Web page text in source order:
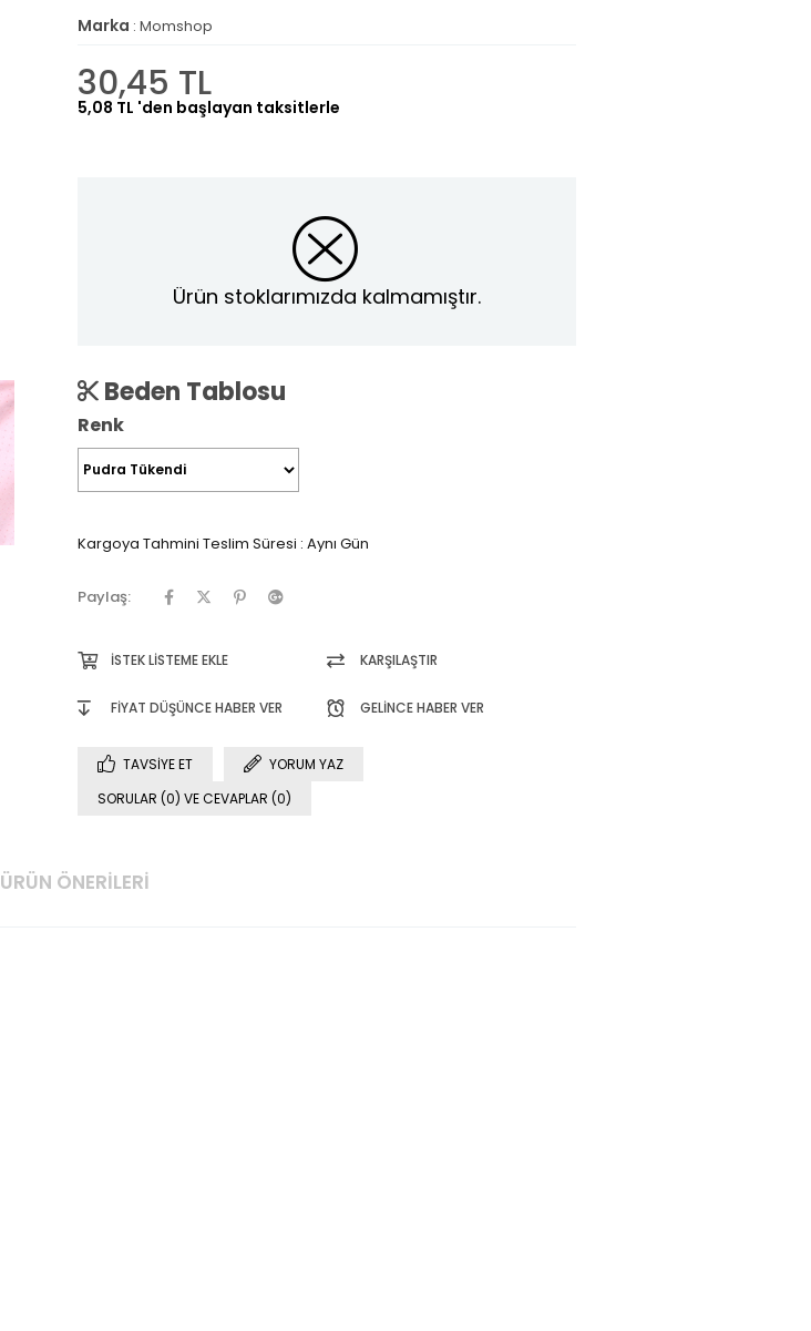
Marka : Momshop
30,45 TL
5,08 TL 'den başlayan taksitlerle
Ürün stoklarımızda kalmamıştır.
Beden Tablosu
Renk
Kargoya Tahmini Teslim Süresi : Aynı Gün
Paylaş:
İSTEK LISTEME EKLE KARŞILAŞTIR
FIYAT DÜŞÜNCE HABER VER GELINCE HABER VER
TAVSIYE ET
YORUM YAZ
SORULAR (0) VE CEVAPLAR (0)
ÜRÜN ÖNERILERI